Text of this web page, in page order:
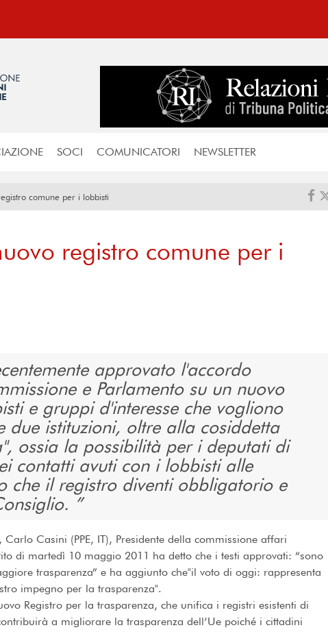
SOCI COMUNICATORI NEWSLETTER
comune per i lobbisti
registro comune per i
approvato l'accordo
e Parlamento su un nuovo
e gruppi d'interesse che vogliono
due istituzioni, oltre alla cosiddetta
ossia la possibilità per i deputati di
contatti avuti con i lobbisti alle
che il registro diventi obbligatorio e
Casini (PPE, IT), Presidente della commissione affari
di martedì 10 maggio 2011 ha detto che i testi approvati: “sono
trasparenza” e ha aggiunto che"il voto di oggi: rappresenta
impegno per la trasparenza".
Registro per la trasparenza, che unifica i registri esistenti di
a migliorare la trasparenza dell’Ue poiché i cittadini